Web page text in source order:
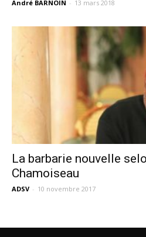
André BARNOIN - 13 mars 2018
La barbarie nouvelle
Chamoiseau
ADSV - 10 novembre 2017